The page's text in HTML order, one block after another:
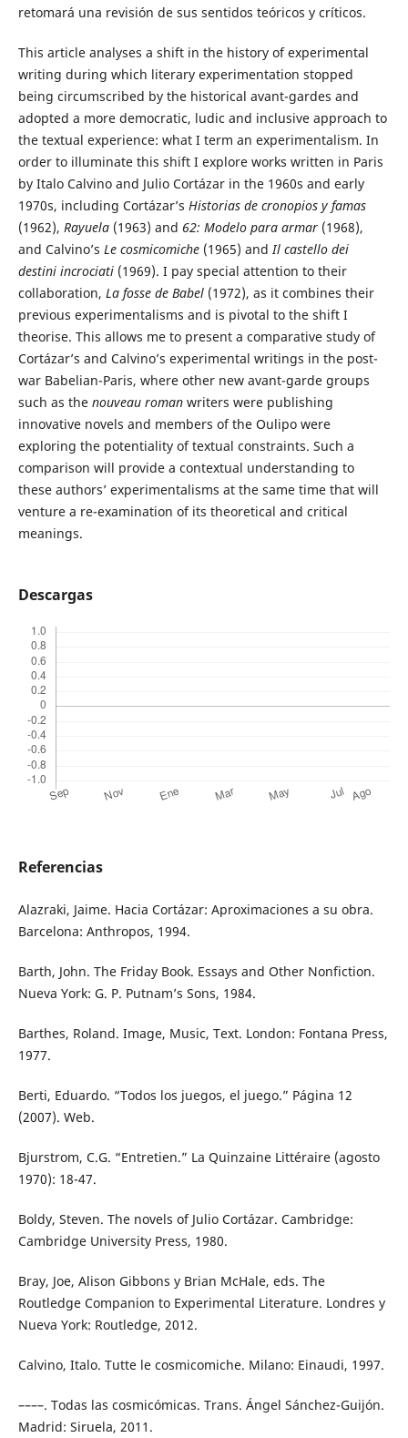
retomará una revisión de sus sentidos teóricos y críticos.
This article analyses a shift in the history of experimental
writing during which literary experimentation stopped
being circumscribed by the historical avant-gardes and
adopted a more democratic, ludic and inclusive approach to
the textual experience: what I term an experimentalism. In
order to illuminate this shift I explore works written in Paris
by Italo Calvino and Julio Cortázar in the 1960s and early
1970s, including Cortázar’s Historias de cronopios y famas
(1962), Rayuela (1963) and 62: Modelo para armar (1968),
and Calvino’s Le cosmicomiche (1965) andIl castello dei
destini incrociati (1969). I pay special attention to their
collaboration, La fosse de Babel(1972), as it combines their
previous experimentalisms and is pivotal to the shift I
theorise. This allows me to present a comparative study of
Cortázar’s and Calvino’s experimental writings in the post-
war Babelian-Paris, where other new avant-garde groups
such as the nouveau roman writers were publishing
innovative novels and members of the Oulipo were
exploring the potentiality of textual constraints. Such a
comparison will provide a contextual understanding to
these authors’ experimentalisms at the same time that will
venture a re-examination of its theoretical and critical
meanings.
Descargas
Referencias
Alazraki, Jaime. Hacia Cortázar: Aproximaciones a su obra.
Barcelona: Anthropos, 1994.
Barth, John. The Friday Book. Essays and Other Nonfiction.
Nueva York: G. P. Putnam’s Sons, 1984.
Barthes, Roland. Image, Music, Text. London: Fontana Press,
1977.
Berti, Eduardo. “Todos los juegos, el juego.” Página 12
(2007). Web.
Bjurstrom, C.G. “Entretien.” La Quinzaine Littéraire (agosto
1970): 18-47.
Boldy, Steven. The novels of Julio Cortázar. Cambridge:
Cambridge University Press, 1980.
Bray, Joe, Alison Gibbons y Brian McHale, eds. The
Routledge Companion to Experimental Literature. Londres y
Nueva York: Routledge, 2012.
Calvino, Italo. Tutte le cosmicomiche. Milano: Einaudi, 1997.
––––. Todas las cosmicómicas. Trans. Ángel Sánchez-Guijón.
Madrid: Siruela, 2011.